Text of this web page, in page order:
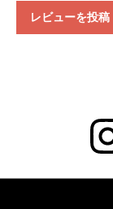
レビューを投稿